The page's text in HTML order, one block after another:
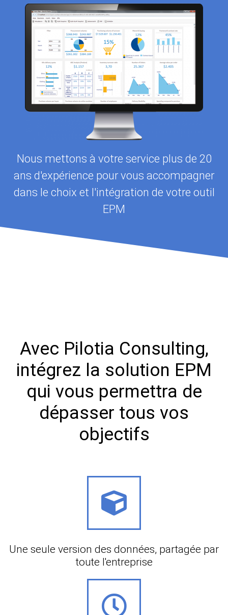
Nous mettons à votre service plus de 20
ans d'expérience pour vous accompagner
dans le choix et l'intégration de votre outil
EPM
Avec Pilotia Consulting,
intégrez la solution EPM
qui vous permettra de
dépasser tous vos
objectifs
Une seule version des données, partagée par
toute l'entreprise